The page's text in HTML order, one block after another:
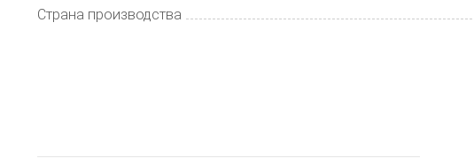
Страна производства